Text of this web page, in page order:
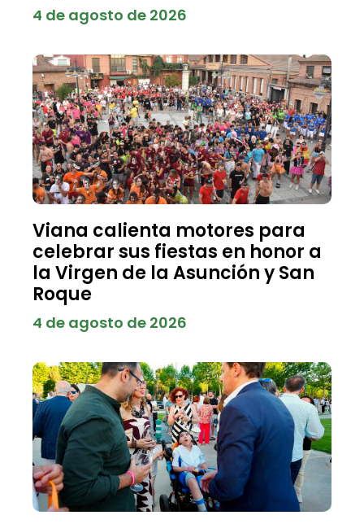
4 de agosto de 2026
Viana calienta motores para
celebrar sus fiestas en honor a
la Virgen de la Asunción y San
Roque
4 de agosto de 2026